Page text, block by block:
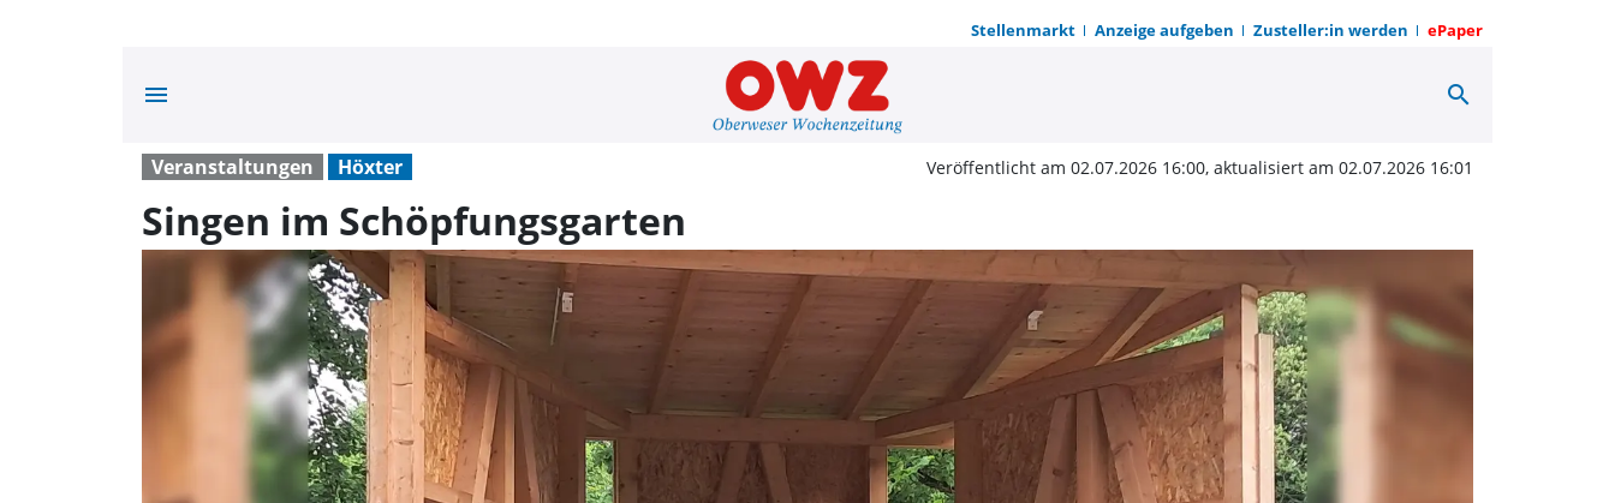
Stellenmarkt Anzeige aufgeben Zusteller:in werden ePaper
menu Singen im Schöpfungsgarten |
search
Veranstaltungen Höxter Veröffentlicht am 02.07.2026 16:00, aktualisiert am 02.07.2026 16:01
Singen im Schöpfungsgarten